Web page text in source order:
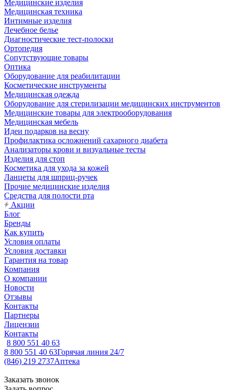
Медицинские изделия
Медицинская техника
Интимные изделия
Лечебное белье
Диагностические тест-полоски
Ортопедия
Сопутствующие товары
Оптика
Оборудование для реабилитации
Косметические инструменты
Медицинская одежда
Оборудование для стерилизации медицинских инструментов
Медицинские товары для электрооборудования
Медицинская мебель
Идеи подарков на весну
Профилактика осложнений сахарного диабета
Анализаторы крови и визуальные тесты
Изделия для стоп
Косметика для ухода за кожей
Ланцеты для шприц-ручек
Прочие медицинские изделия
Средства для полости рта
Акции
Блог
Бренды
Как купить
Условия оплаты
Условия доставки
Гарантия на товар
Компания
О компании
Новости
Отзывы
Контакты
Партнеры
Лицензии
Контакты
8 800 551 40 63
8 800 551 40 63Горячая линия 24/7
(846) 219 2737Аптека
Заказать звонок